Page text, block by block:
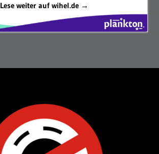
Lese weiter auf wihel.de →